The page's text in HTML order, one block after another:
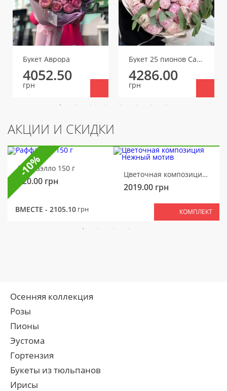
Букет Аврора
4052.50
грн
Букет 25 пионов Сара Бернар
4286.00
грн
АКЦИИ И СКИДКИ
Раффаэлло 150 г
320.00 грн
Цветочная композиция Нежный мотив
2019.00 грн
ВМЕСТЕ - 2105.10 грн КОМПЛЕКТ
-10%
Осенняя коллекция
Розы
Пионы
Эустома
Гортензия
Букеты из тюльпанов
Ирисы